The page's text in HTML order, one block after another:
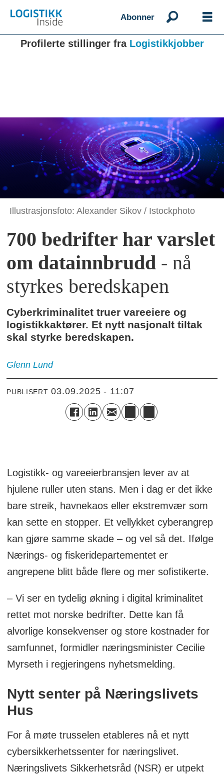
Abonner
Profilerte stillinger fra Logistikkjobber
Illustrasjonsfoto: Alexander Sikov / Istockphoto
700 bedrifter har varslet
om datainnbrudd - nå
styrkes beredskapen
Cyberkriminalitet truer vareeiere og
logistikkaktører. Et nytt nasjonalt tiltak
skal styrke beredskapen.
Glenn Lund
PUBLISERT 03.09.2025 - 11:07
Logistikk- og vareeierbransjen lever av at
hjulene ruller uten stans. Men i dag er det ikke
bare streik, havnekaos eller ekstremvær som
kan sette en stopper. Et vellykket cyberangrep
kan gjøre samme skade – og vel så det. Ifølge
Nærings- og fiskeridepartementet er
angrepene blitt både flere og mer sofistikerte.
– Vi ser en tydelig økning i digital kriminalitet
rettet mot norske bedrifter. Dette kan få
alvorlige konsekvenser og store kostnader for
samfunnet, formidler næringsminister Cecilie
Myrseth i regjeringens nyhetsmelding.
Nytt senter på Næringslivets
Hus
For å møte trusselen etableres nå et nytt
cybersikkerhetssenter for næringslivet.
Næringslivets Sikkerhetsråd (NSR) er utpekt